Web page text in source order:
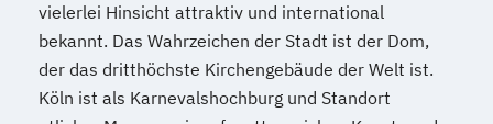
vielerlei Hinsicht attraktiv und international
bekannt. Das Wahrzeichen der Stadt ist der Dom,
der das dritthöchste Kirchengebäude der Welt ist.
Köln ist als Karnevalshochburg und Standort